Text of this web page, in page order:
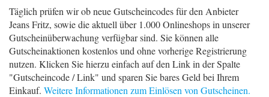
Täglich prüfen wir ob neue Gutscheincodes für den Anbieter
Jeans Fritz, sowie die aktuell über 1.000 Onlineshops in unserer
Gutscheinüberwachung verfügbar sind. Sie können alle
Gutscheinaktionen kostenlos und ohne vorherige Registrierung
nutzen. Klicken Sie hierzu einfach auf den Link in der Spalte
"Gutscheincode / Link" und sparen Sie bares Geld bei Ihrem
Einkauf. Weitere Informationen zum Einlösen von Gutscheinen.